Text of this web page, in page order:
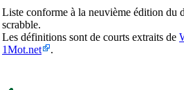
Liste conforme à la neuvième édition du
scrabble.
Les définitions sont de courts extraits de
1Mot.net
.